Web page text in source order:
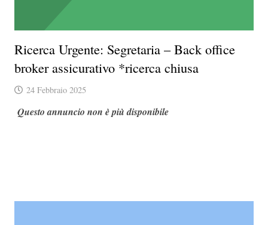
Ricerca Urgente: Segretaria – Back office
broker assicurativo *ricerca chiusa
24 Febbraio 2025
Questo annuncio non è più disponibile